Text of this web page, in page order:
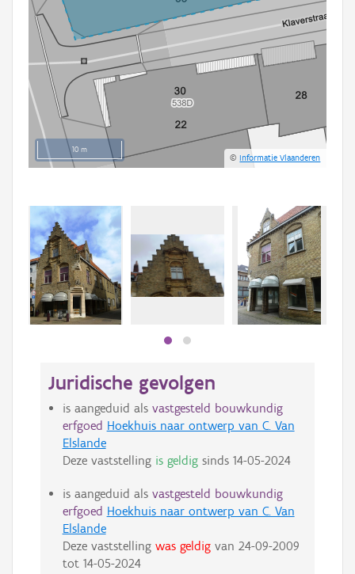
10 m
©Informatie Vlaanderen
Juridische gevolgen
is aangeduid als vastgesteld bouwkundig
erfgoed Hoekhuis naar ontwerp van C. Van
Elslande
Deze vaststelling is geldigsinds 14-05-2024
is aangeduid als vastgesteld bouwkundig
erfgoed Hoekhuis naar ontwerp van C. Van
Elslande
Deze vaststelling was geldigvan 24-09-2009
tot 14-05-2024